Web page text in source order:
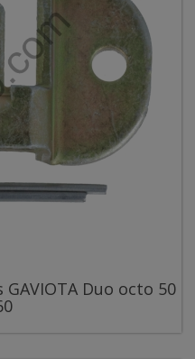
Duo octo 50